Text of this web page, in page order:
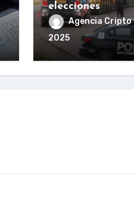
elecciones
Agencia Cripto
2025